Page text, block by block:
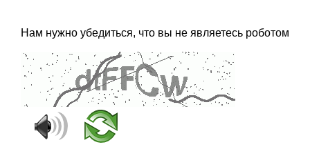
Нам нужно убедиться, что вы не являетесь роботом